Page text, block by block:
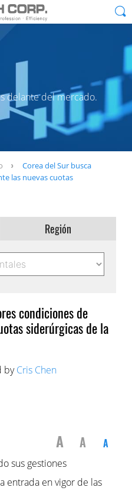
delante del mercado.
Corea del Sur busca
las nuevas cuotas
Región
condiciones de
siderúrgicas de la
byCris Chen
A A A
sus gestiones
entrada en vigor de las